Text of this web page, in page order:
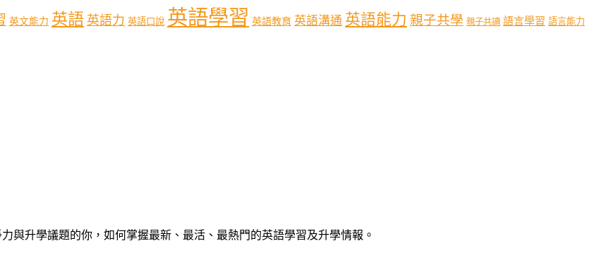
英文能力 英語 英語力 英語口說 英語學習 英語教育 英語溝通 英語能力 親子共學 親子共讀 語言學習 語言能力
與升學議題的你，如何掌握最新、最活、最熱門的英語學習及升學情報。